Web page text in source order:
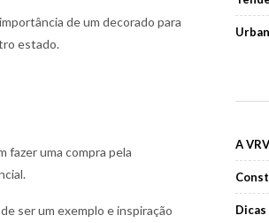
de um decorado para
estado.
fazer uma compra pela
ser um exemplo e inspiração
A VRV
Dicas